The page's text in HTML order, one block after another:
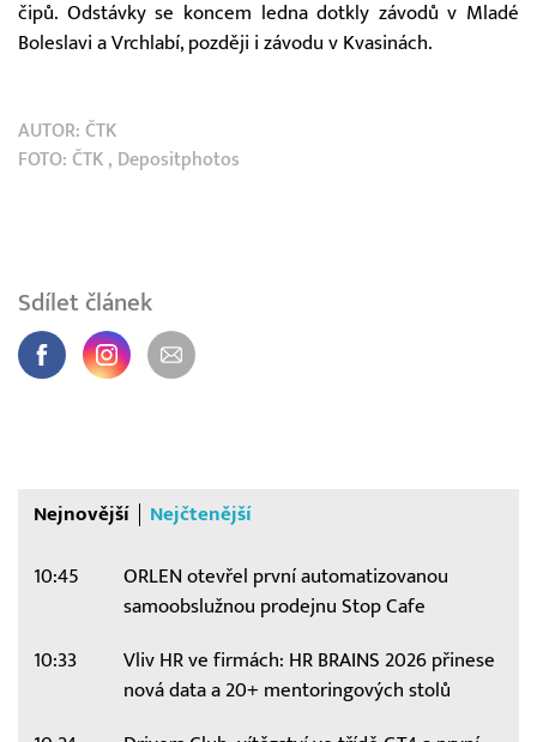
čipů. Odstávky se koncem ledna dotkly závodů v Mladé
Boleslavi a Vrchlabí, později i závodu v Kvasinách.
AUTOR: ČTK
FOTO: ČTK , Depositphotos
Sdílet článek
Nejnovější Nejčtenější
10:45
ORLEN otevřel první automatizovanou
samoobslužnou prodejnu Stop Cafe
10:33
Vliv HR ve firmách: HR BRAINS 2026 přinese
nová data a 20+ mentoringových stolů